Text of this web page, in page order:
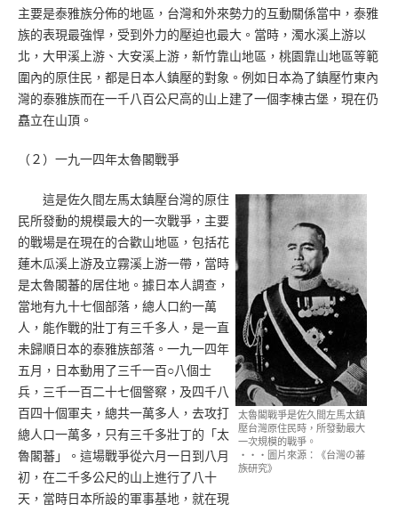
主要是泰雅族分佈的地區，台灣和外來勢力的互動關係當中，泰雅
族的表現最強悍，受到外力的壓迫也最大。當時，濁水溪上游以
北，大甲溪上游、大安溪上游，新竹靠山地區，桃園靠山地區等範
圍內的原住民，都是日本人鎮壓的對象。例如日本為了鎮壓竹東內
灣的泰雅族而在一千八百公尺高的山上建了一個李棟古堡，現在仍
矗立在山頂。
（２）一九一四年太魯閣戰爭
太魯閣戰爭是佐久間左馬太鎮
壓台灣原住民時，所發動最大
一次規模的戰爭。
‧‧‧圖片來源：《台灣の蕃
族研究》
這是佐久間左馬太鎮壓台灣的原住
民所發動的規模最大的一次戰爭，主要
的戰場是在現在的合歡山地區，包括花
蓮木瓜溪上游及立霧溪上游一帶，當時
是太魯閣蕃的居住地。據日本人調查，
當地有九十七個部落，總人口約一萬
人，能作戰的壯丁有三千多人，是一直
未歸順日本的泰雅族部落。一九一四年
五月，日本動用了三千一百○八個士
兵，三千一百二十七個警察，及四千八
百四十個軍夫，總共一萬多人，去攻打
總人口一萬多，只有三千多壯丁的「太
魯閣蕃」。這場戰爭從六月一日到八月
初，在二千多公尺的山上進行了八十
天，當時日本所設的軍事基地，就在現